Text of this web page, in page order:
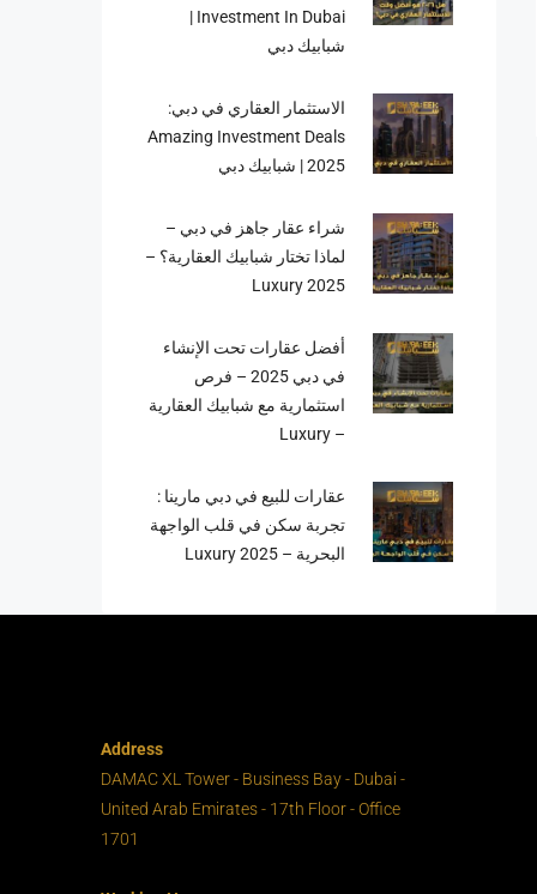
Investment In Dubai |
شبابيك دبي
الاستثمار العقاري في دبي:
Amazing Investment Deals
2025 | شبابيك دبي
شراء عقار جاهز في دبي –
لماذا تختار شبابيك العقارية؟ –
Luxury 2025
أفضل عقارات تحت الإنشاء
في دبي 2025 – فرص
استثمارية مع شبابيك العقارية
– Luxury
عقارات للبيع في دبي مارينا :
تجربة سكن في قلب الواجهة
البحرية – Luxury 2025
Address
DAMAC XL Tower - Business Bay - Dubai -
United Arab Emirates - 17th Floor - Office
1701